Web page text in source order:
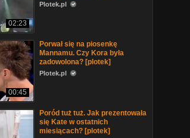
02:23
Plotek.pl
00:45
Porwał się na piosenkę
Mannamu. Czy Kora była
zadowolona? [plotek]
Plotek.pl
Poród tuż tuż. Jak prezentowała
się Kate w ostatnich
miesiącach? [plotek]